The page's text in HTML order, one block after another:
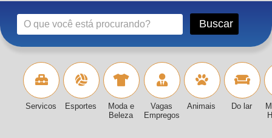
Servicos Esportes
Moda e
Beleza
Vagas
Empregos
Animais Do lar